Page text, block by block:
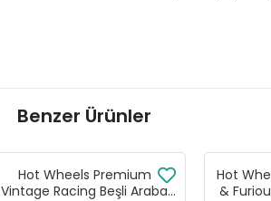
Benzer Ürünler
Hot Wheels Premium
Vintage Racing Beşli Araba
Hot
&